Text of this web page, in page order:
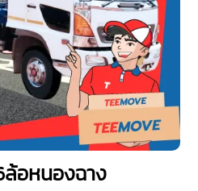
อหนองฉาง